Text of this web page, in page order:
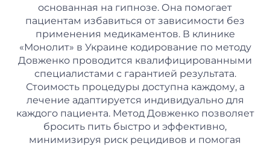
основанная на гипнозе. Она помогает
пациентам избавиться от зависимости без
применения медикаментов. В клинике
«Монолит» в Украине кодирование по методу
Довженко проводится квалифицированными
специалистами с гарантией результата.
Стоимость процедуры доступна каждому, а
лечение адаптируется индивидуально для
каждого пациента. Метод Довженко позволяет
бросить пить быстро и эффективно,
минимизируя риск рецидивов и помогая